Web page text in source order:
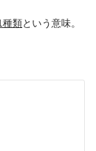
種類という意味。